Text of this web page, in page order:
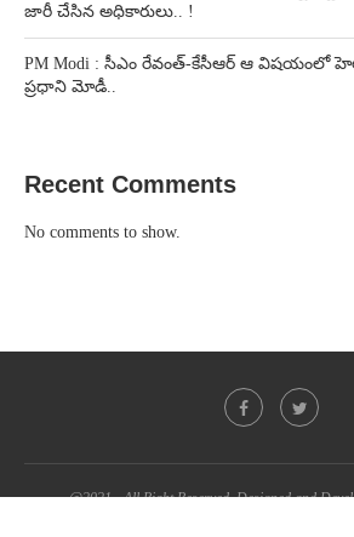
జారీ చేసిన అధికారులు.. !
PM Modi : సీఎం రేవంత్-కేసీఆర్ ఆ విషయంలో
ప్రధాని మోడీ..
Recent Comments
No comments to show.
@2021 - All Right Reserved. Designed and